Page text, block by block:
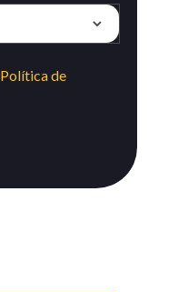
Política de